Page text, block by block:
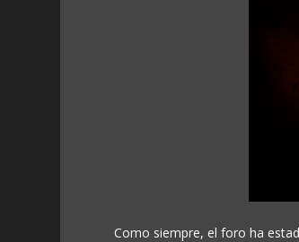
Como siempre, el foro ha